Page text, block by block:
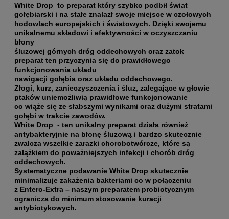
White Drop to preparat który szybko podbił świat
gołębiarski i na stałe znalazł swoje miejsce w czołowych
hodowlach europejskich i światowych. Dzięki swojemu
unikalnemu składowi i efektywności w oczyszczaniu
błony
śluzowej górnych dróg oddechowych oraz zatok
preparat ten przyczynia się do prawidłowego
funkcjonowania układu
nawigacji gołębia oraz układu oddechowego.
Złogi, kurz, zanieczyszczenia i śluz, zalegające w głowie
ptaków uniemożliwią prawidłowe funkcjonowanie
co wiąże się ze słabszymi wynikami oraz dużymi stratami
gołębi w trakcie zawodów.
White Drop - ten unikalny preparat działa również
antybakteryjnie na błonę śluzową i bardzo skutecznie
zwalcza wszelkie zarazki chorobotwórcze, które są
zalążkiem do poważniejszych infekcji i chorób dróg
oddechowych.
Systematyczne podawanie White Drop skutecznie
minimalizuje zakażenia bakteriami co w połączeniu
z Entero-Extra – naszym preparatem probiotycznym
ogranicza do minimum stosowanie kuracji
antybiotykowych.